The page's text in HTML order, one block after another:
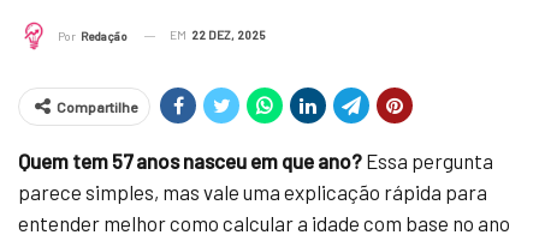
Por Redação EM 22 DEZ, 2025
Compartilhe
Quem tem 57 anos nasceu em que ano? Essa pergunta
parece simples, mas vale uma explicação rápida para
entender melhor como calcular a idade com base no ano